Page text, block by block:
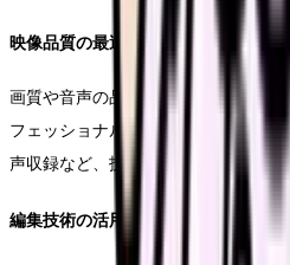
映像品質の最適化
画質や音声の品質は、視聴者の第一
フェッショナルな撮影機材の使用や
声収録など、技術面での品質確保に
編集技術の活用